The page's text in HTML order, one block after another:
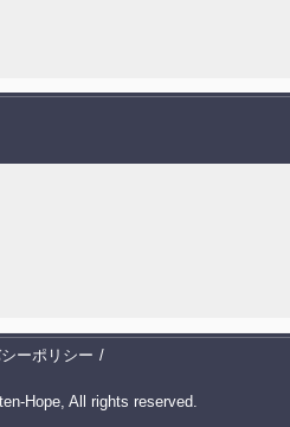
ーポリシー
Hope, All rights reserved.